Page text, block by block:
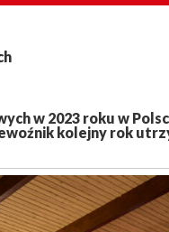
w 2023 roku w
kolejny rok